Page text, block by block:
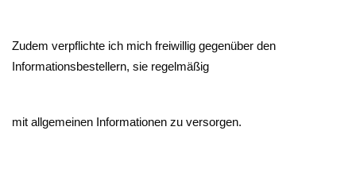
Zudem verpflichte ich mich freiwillig gegenüber den
Informationsbestellern, sie regelmäßig
mit allgemeinen Informationen zu versorgen.